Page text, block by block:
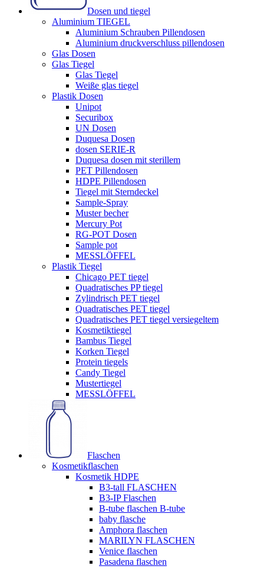
Dosen und tiegel
Aluminium TIEGEL
Aluminium Schrauben Pillendosen
Aluminium druckverschluss pillendosen
Glas Dosen
Glas Tiegel
Glas Tiegel
Weiße glas tiegel
Plastik Dosen
Unipot
Securibox
UN Dosen
Duquesa Dosen
dosen SERIE-R
Duquesa dosen mit sterillem
PET Pillendosen
HDPE Pillendosen
Tiegel mit Sterndeckel
Sample-Spray
Muster becher
Mercury Pot
RG-POT Dosen
Sample pot
MESSLÖFFEL
Plastik Tiegel
Chicago PET tiegel
Quadratisches PP tiegel
Zylindrisch PET tiegel
Quadratisches PET tiegel
Quadratisches PET tiegel versiegeltem
Kosmetiktiegel
Bambus Tiegel
Korken Tiegel
Protein tiegels
Candy Tiegel
Mustertiegel
MESSLÖFFEL
Flaschen
Kosmetikflaschen
Kosmetik HDPE
B3-tall FLASCHEN
B3-IP Flaschen
B-tube flaschen B-tube
baby flasche
Amphora flaschen
MARILYN FLASCHEN
Venice flaschen
Pasadena flaschen